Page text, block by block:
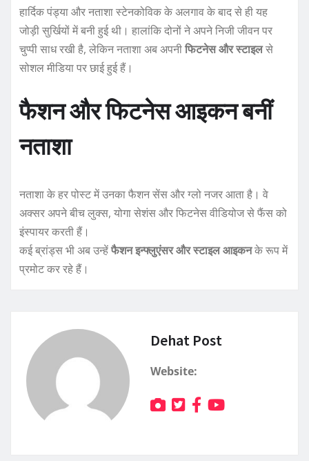
हार्दिक पंड्या और नताशा स्टेनकोविक के अलगाव के बाद से ही यह
जोड़ी सुर्खियों में बनी हुई थी। हालांकि दोनों ने अपने निजी जीवन पर
चुप्पी साध रखी है, लेकिन नताशा अब अपनीफिटनेस और स्टाइलसे
सोशल मीडिया पर छाई हुई हैं।
फैशन और फिटनेस आइकन बनीं
नताशा
नताशा के हर पोस्ट में उनका फैशन सेंस और ग्लो नजर आता है। वे
अक्सर अपने बीच लुक्स, योगा सेशंस और फिटनेस वीडियोज से फैंस को
इंस्पायर करती हैं।
कई ब्रांड्स भी अब उन्हेंफैशन इन्फ्लुएंसर और स्टाइल आइकनके रूप में
प्रमोट कर रहे हैं।
Dehat Post
Website: